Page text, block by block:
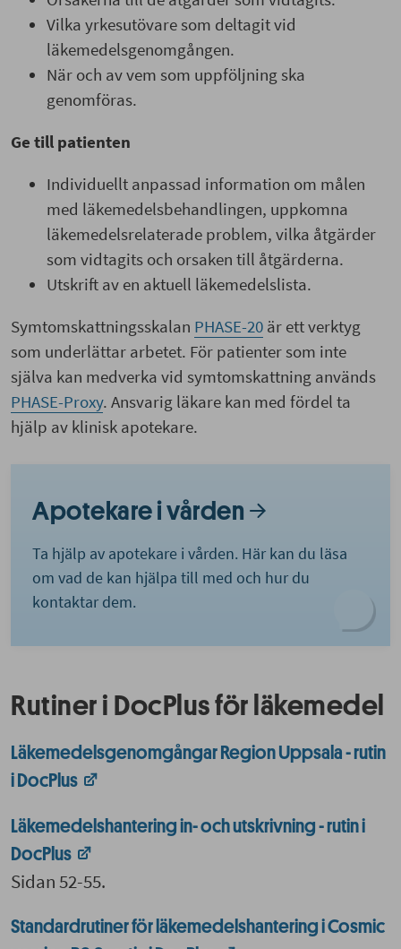
Vilka yrkesutövare som deltagit vid
läkemedelsgenomgången.
När och av vem som uppföljning ska
genomföras.
Ge till patienten
Individuellt anpassad information om målen
med läkemedelsbehandlingen, uppkomna
läkemedelsrelaterade problem, vilka åtgärder
som vidtagits och orsaken till åtgärderna.
Utskrift av en aktuell läkemedelslista.
Symtomskattningsskalan PHASE-20 är ett verktyg
som underlättar arbetet. För patienter som inte
själva kan medverka vid symtomskattning används
PHASE-Proxy. Ansvarig läkare kan med fördel ta
hjälp av klinisk apotekare.
Apotekare i vården
Ta hjälp av apotekare i vården. Här kan du läsa
om vad de kan hjälpa till med och hur du
kontaktar dem.
Rutiner i DocPlus för läkemedel
Läkemedelsgenomgångar Region Uppsala - rutin
i DocPlus
Läkemedelshantering in- och utskrivning - rutin i
DocPlus
Sidan 52-55.
Standardrutiner för läkemedelshantering i Cosmic